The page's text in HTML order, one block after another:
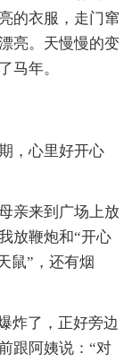
的衣服，走门窜
亮。天慢慢的变
马年。
，心里好开心
亲来到广场上放
放鞭炮和“开心
鼠”，还有烟
炸了，正好旁边
跟阿姨说：“对